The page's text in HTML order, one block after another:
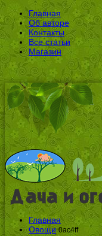
Главная
Об авторе
Контакты
Все статьи
Магазин
Главная
Овощи 0ac4ff